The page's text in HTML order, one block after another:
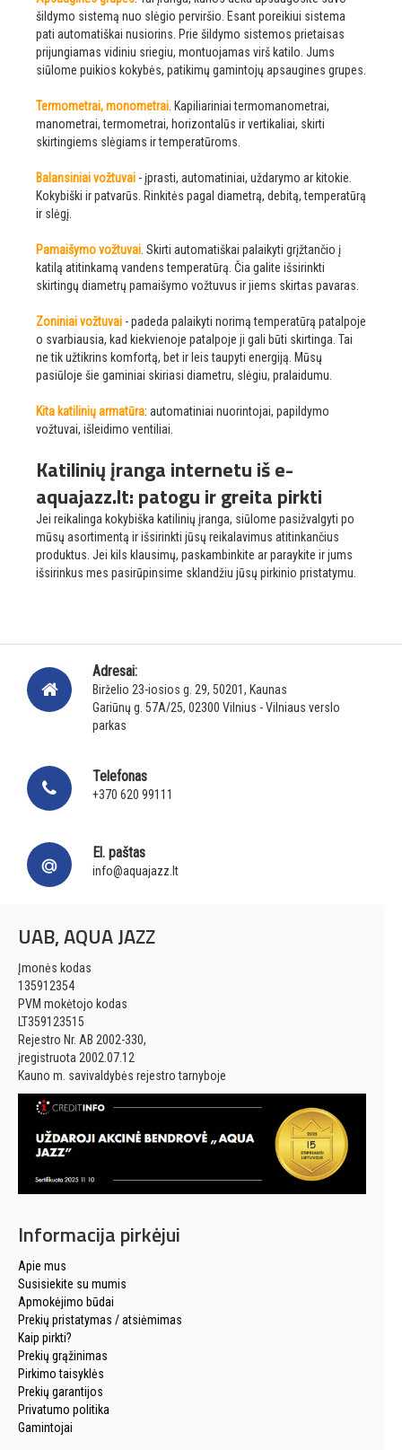
šildymo sistemą nuo slėgio perviršio. Esant poreikiui sistema
pati automatiškai nusiorins. Prie šildymo sistemos prietaisas
prijungiamas vidiniu sriegiu, montuojamas virš katilo. Jums
siūlome puikios kokybės, patikimų gamintojų apsaugines grupes.
Termometrai, monometrai. Kapiliariniai termomanometrai,
manometrai, termometrai, horizontalūs ir vertikaliai, skirti
skirtingiems slėgiams ir temperatūroms.
Balansiniai vožtuvai - įprasti, automatiniai, uždarymo ar kitokie.
Kokybiški ir patvarūs. Rinkitės pagal diametrą, debitą, temperatūrą
ir slėgį.
Pamaišymo vožtuvai. Skirti automatiškai palaikyti grįžtančio į
katilą atitinkamą vandens temperatūrą. Čia galite išsirinkti
skirtingų diametrų pamaišymo vožtuvus ir jiems skirtas pavaras.
Zoniniai vožtuvai - padeda palaikyti norimą temperatūrą patalpoje
o svarbiausia, kad kiekvienoje patalpoje ji gali būti skirtinga. Tai
ne tik užtikrins komfortą, bet ir leis taupyti energiją. Mūsų
pasiūloje šie gaminiai skiriasi diametru, slėgiu, pralaidumu.
Kita katilinių armatūra: automatiniai nuorintojai, papildymo
vožtuvai, išleidimo ventiliai.
Katilinių įranga internetu iš e-
aquajazz.lt: patogu ir greita pirkti
Jei reikalinga kokybiška katilinių įranga, siūlome pasižvalgyti po
mūsų asortimentą ir išsirinkti jūsų reikalavimus atitinkančius
produktus. Jei kils klausimų, paskambinkite ar paraykite ir jums
išsirinkus mes pasirūpinsime sklandžiu jūsų pirkinio pristatymu.
Adresai:
Birželio 23-iosios g. 29, 50201, Kaunas
Gariūnų g. 57A/25, 02300 Vilnius - Vilniaus verslo
parkas
Telefonas
+370 620 99111
El. paštas
info@aquajazz.lt
UAB, AQUA JAZZ
Įmonės kodas
135912354
PVM mokėtojo kodas
LT359123515
Rejestro Nr. AB 2002-330,
įregistruota 2002.07.12
Kauno m. savivaldybės rejestro tarnyboje
Informacija pirkėjui
Apie mus
Susisiekite su mumis
Apmokėjimo būdai
Prekių pristatymas / atsiėmimas
Kaip pirkti?
Prekių grąžinimas
Pirkimo taisyklės
Prekių garantijos
Privatumo politika
Gamintojai